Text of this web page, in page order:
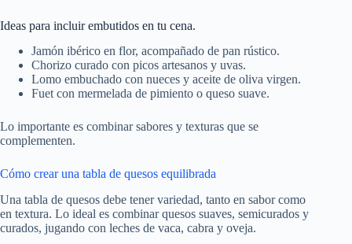
Ideas para incluir embutidos en tu cena.
Jamón ibérico en flor, acompañado de pan rústico.
Chorizo curado con picos artesanos y uvas.
Lomo embuchado con nueces y aceite de oliva virgen.
Fuet con mermelada de pimiento o queso suave.
Lo importante es combinar sabores y texturas que se
complementen.
Cómo crear una tabla de quesos equilibrada
Una tabla de quesos debe tener variedad, tanto en sabor como
en textura. Lo ideal es combinar quesos suaves, semicurados y
curados, jugando con leches de vaca, cabra y oveja.